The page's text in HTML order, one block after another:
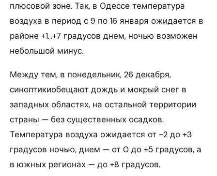
плюсовой зоне. Так, в Одессе температура
воздуха в период с 9 по 16 января ожидается в
районе +1…+7 градусов днем, ночью возможен
небольшой минус.
Между тем, в понедельник, 26 декабря,
синоптикиобещают дождь и мокрый снег в
западных областях, на остальной территории
страны — без существенных осадков.
Температура воздуха ожидается от -2 до +3
градусов ночью, днем — от 0 до +5 градусов, а
в южных регионах — до +8 градусов.